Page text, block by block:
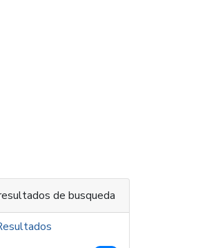
de busqueda